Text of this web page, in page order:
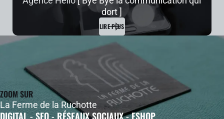
dort ]
LIRE PLUS
ZOOM SUR
La Ferme de la Ruchotte
DIGITAL - SEO - RÉSEAUX SOCIAUX - ESHOP